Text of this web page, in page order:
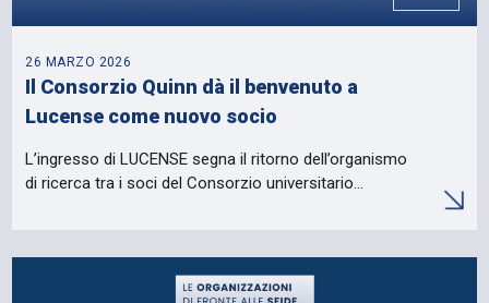
26 MARZO 2026
Il Consorzio Quinn dà il benvenuto a
Lucense come nuovo socio
L’ingresso di LUCENSE segna il ritorno dell’organismo
di ricerca tra i soci del Consorzio universitario…